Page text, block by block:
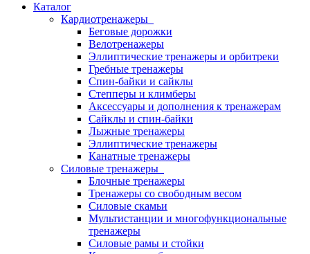
Каталог
Кардиотренажеры
Беговые дорожки
Велотренажеры
Эллиптические тренажеры и орбитреки
Гребные тренажеры
Спин-байки и сайклы
Степперы и климберы
Аксессуары и дополнения к тренажерам
Сайклы и спин-байки
Лыжные тренажеры
Эллиптические тренажеры
Канатные тренажеры
Силовые тренажеры
Блочные тренажеры
Тренажеры со свободным весом
Силовые скамьи
Мультистанции и многофункциональные
тренажеры
Силовые рамы и стойки